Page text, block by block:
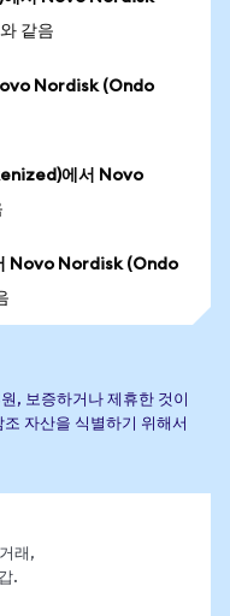
같음
Nordisk (Ondo
에서 Novo
Novo Nordisk (Ondo
, 보증하거나 제휴한 것이
자산을 식별하기 위해서
래,
.